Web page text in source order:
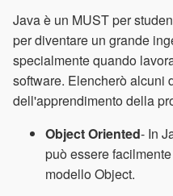
Java è un MUST per
per diventare un grande
specialmente quando
software. Elencherò alcuni
dell'apprendimento della
Object Oriented- In
può essere
modello Object.